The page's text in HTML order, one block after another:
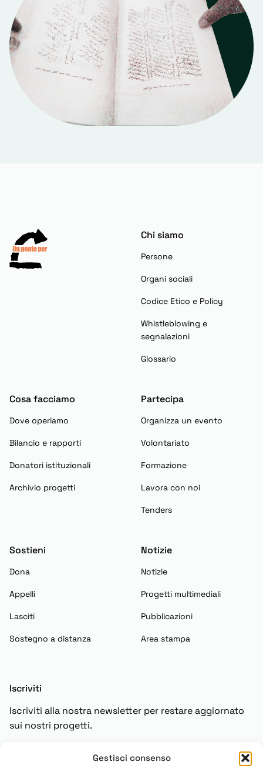
Gestisci consenso
Chi siamo
Persone
Organi sociali
Codice Etico e Policy
Whistleblowing e
segnalazioni
Glossario
Cosa facciamo
Dove operiamo
Bilancio e rapporti
Donatori istituzionali
Archivio progetti
Partecipa
Organizza un evento
Volontariato
Formazione
Lavora con noi
Tenders
Sostieni
Dona
Appelli
Lasciti
Sostegno a distanza
Notizie
Notizie
Progetti multimediali
Pubblicazioni
Area stampa
Iscriviti
Iscriviti alla nostra newsletter per restare aggiornato
sui nostri progetti.